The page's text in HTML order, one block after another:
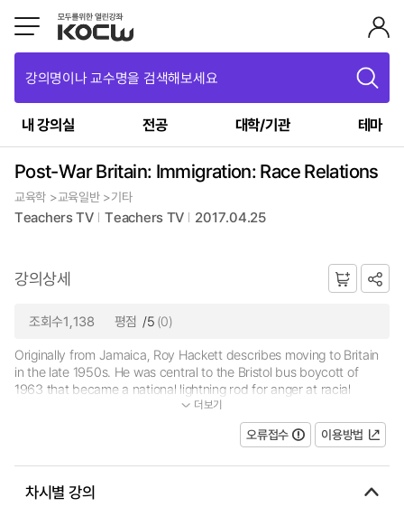
강의명이나 교수명을 검색해보세요
내 강의실 전공 대학/기관 테마
Post-War Britain: Immigration: Race Relations
교육학 >교육일반 >기타
Teachers TV Teachers TV 2017.04.25
강의상세
조회수1,138 평점 /5 (0)
Originally from Jamaica, Roy Hackett describes moving to Britain
in the late 1950s. He was central to the Bristol bus boycott of
1963 that became a national lightning rod for anger at racial
discrimination in Britain at the time. Roy talks about his experienc...
더보기
오류접수 이용방법
차시별 강의